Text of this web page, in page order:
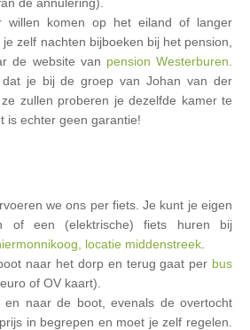
willen komen op het eiland of langer
zelf nachten bijboeken bij het pension,
de website van pension Westerburen
dat je bij de groep van Johan van der
zullen proberen je dezelfde kamer te
is echter geen garantie!
we ons per fiets. Je kunt je eigen
of een (elektrische) fiets huren bij
locatie middenstreek
naar het dorp en terug gaat per bus
of OV kaart).
en naar de boot, evenals de overtocht
in begrepen en moet je zelf regelen.